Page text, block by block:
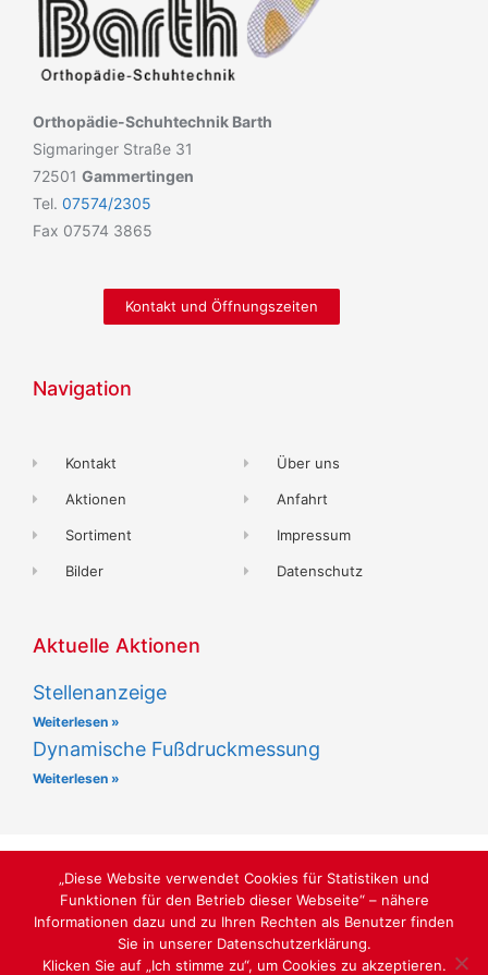
Orthopädie-Schuhtechnik Barth
Sigmaringer Straße 31
72501 Gammertingen
Tel. 07574/2305
Fax 07574 3865
Kontakt und Öffnungszeiten
Navigation
Kontakt
Aktionen
Sortiment
Bilder
Über uns
Anfahrt
Impressum
Datenschutz
Aktuelle Aktionen
Stellenanzeige
Weiterlesen »
Dynamische Fußdruckmessung
Weiterlesen »
ORTHOPÄDIE & SCHUHTECHNIK
SABU.DE
„Diese Website verwendet Cookies für Statistiken und
Funktionen für den Betrieb dieser Webseite“ – nähere
Informationen dazu und zu Ihren Rechten als Benutzer finden
Sie in unserer Datenschutzerklärung.
Klicken Sie auf „Ich stimme zu“, um Cookies zu akzeptieren.